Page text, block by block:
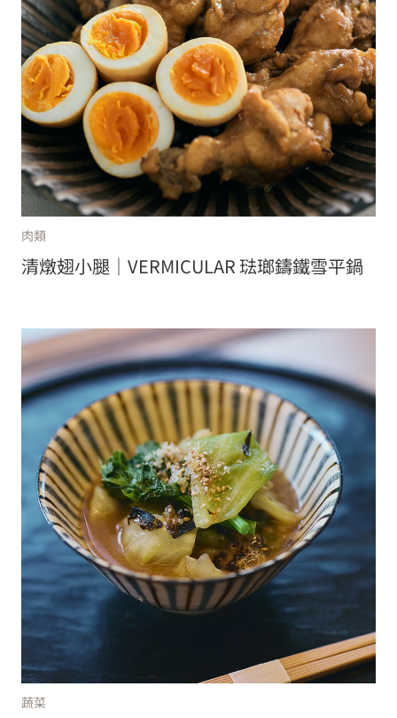
肉類
清燉翅小腿｜VERMICULAR 琺瑯鑄鐵雪平鍋
蔬菜